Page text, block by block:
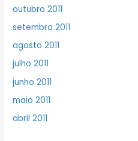
outubro 2011
setembro 2011
agosto 2011
julho 2011
junho 2011
maio 2011
abril 2011